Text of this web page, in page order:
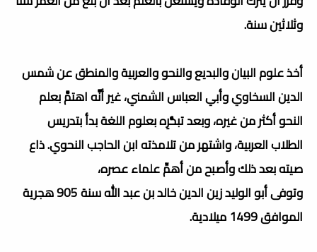
وثلاثين سنة.
أخذ علوم البيان والبديع والنحو والعربية والمنطق عن شمس
الدين السخاوي وأبي العباس الشمني، غير أنَّه اهتمَّ بعلم
النحو أكثر من غيره، وبعد تبحُّرِه بعلوم اللغة بدأ بتدريس
الطلاب العربية، واشتهر من تلامذته ابن الحاجب النحوي. ذاع
صيته بعد ذلك وأصبح من أهمِّ علماء عصره،
وتوفى أبو الوليد زين الدين خالد بن عبد الله سنة 905 هجرية
الموافق 1499 ميلادية.